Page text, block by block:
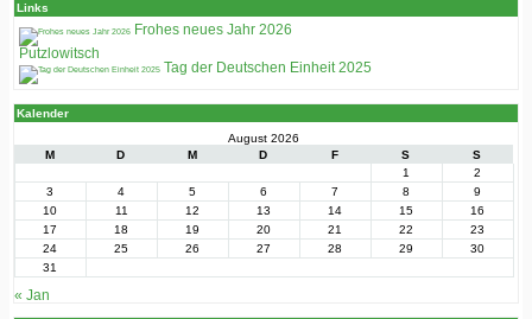
Links
Frohes neues Jahr 2026
Putzlowitsch
Tag der Deutschen Einheit 2025
Kalender
August 2026
M
D M D F S
S
1
2
3
4 5 6 7 8
9
10
11 12 13 14 15
16
17
18 19 20 21 22
23
24
25 26 27 28 29
30
31
« Jan